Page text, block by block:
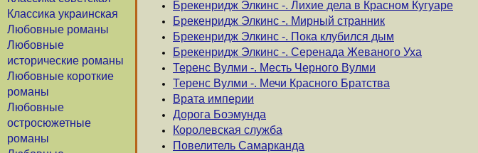
Классика украинская
Любовные романы
Любовные
исторические романы
Любовные короткие
романы
Любовные
остросюжетные
романы
Брекенридж Элкинс -. Лихие дела в Красном Кугуаре
Брекенридж Элкинс -. Мирный странник
Брекенридж Элкинс -. Пока клубился дым
Брекенридж Элкинс -. Серенада Жеваного Уха
Теренс Вулми -. Месть Черного Вулми
Теренс Вулми -. Мечи Красного Братства
Врата империи
Дорога Боэмунда
Королевская служба
Повелитель Самарканда